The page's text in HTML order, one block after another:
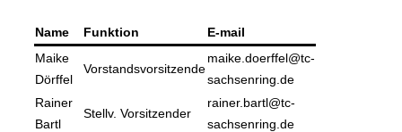
Name Funktion
E-mail
Maike
Dörffel
Vorstandsvorsitzende
maike.doerffel@tc-
sachsenring.de
Rainer
Bartl
Stellv. Vorsitzender
rainer.bartl@tc-
sachsenring.de